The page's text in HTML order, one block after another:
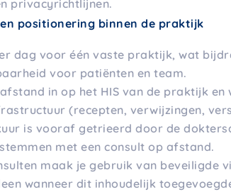
privacyrichtlijnen.
positionering binnen de praktijk
dag voor één vaste praktijk, wat
voor patiënten en team.
in op het HIS van de praktijk
(recepten, verwijzingen,
is vooraf getrieerd door de
met een consult op afstand.
maak je gebruik van beveiligde
wanneer dit inhoudelijk